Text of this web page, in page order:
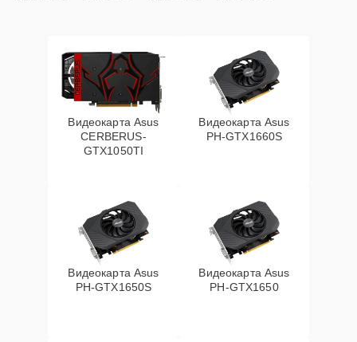
Видеокарта Asus
CERBERUS-
GTX1050TI
Видеокарта Asus
PH-GTX1660S
Видеокарта Asus
PH-GTX1650S
Видеокарта Asus
PH-GTX1650